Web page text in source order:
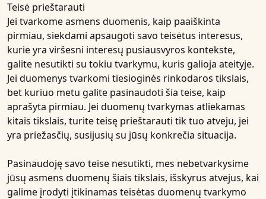
Teisė prieštarauti
Jei tvarkome asmens duomenis, kaip paaiškinta
pirmiau, siekdami apsaugoti savo teisėtus interesus,
kurie yra viršesni interesų pusiausvyros kontekste,
galite nesutikti su tokiu tvarkymu, kuris galioja ateityje.
Jei duomenys tvarkomi tiesioginės rinkodaros tikslais,
bet kuriuo metu galite pasinaudoti šia teise, kaip
aprašyta pirmiau. Jei duomenų tvarkymas atliekamas
kitais tikslais, turite teisę prieštarauti tik tuo atveju, jei
yra priežasčių, susijusių su jūsų konkrečia situacija.
Pasinaudoję savo teise nesutikti, mes nebetvarkysime
jūsų asmens duomenų šiais tikslais, išskyrus atvejus, kai
galime įrodyti įtikinamas teisėtas duomenų tvarkymo